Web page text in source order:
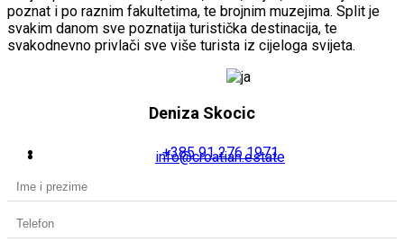
poznat i po raznim fakultetima, te brojnim muzejima. Split je
svakim danom sve poznatija turistička destinacija, te
svakodnevno privlači sve više turista iz cijeloga svijeta.
Deniza Skocic
+385 91 276 1971
info@croatian.estate